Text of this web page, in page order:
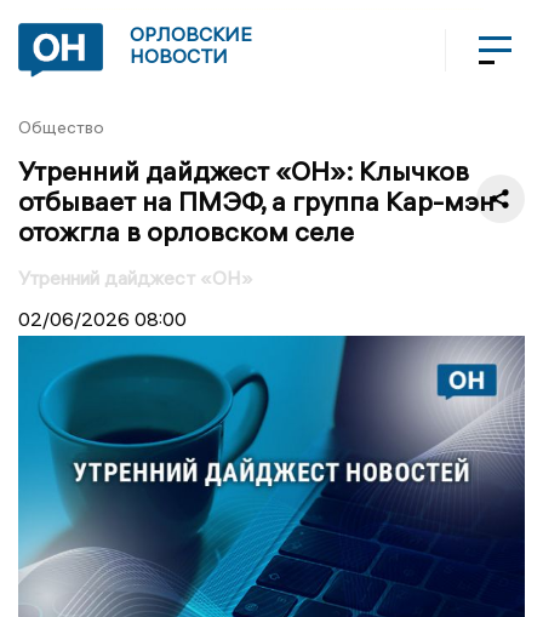
ОРЛОВСКИЕ
НОВОСТИ
Общество
Утренний дайджест «ОН»: Клычков
отбывает на ПМЭФ, а группа Кар-мэн
отожгла в орловском селе
Утренний дайджест «ОН»
02/06/2026 08:00